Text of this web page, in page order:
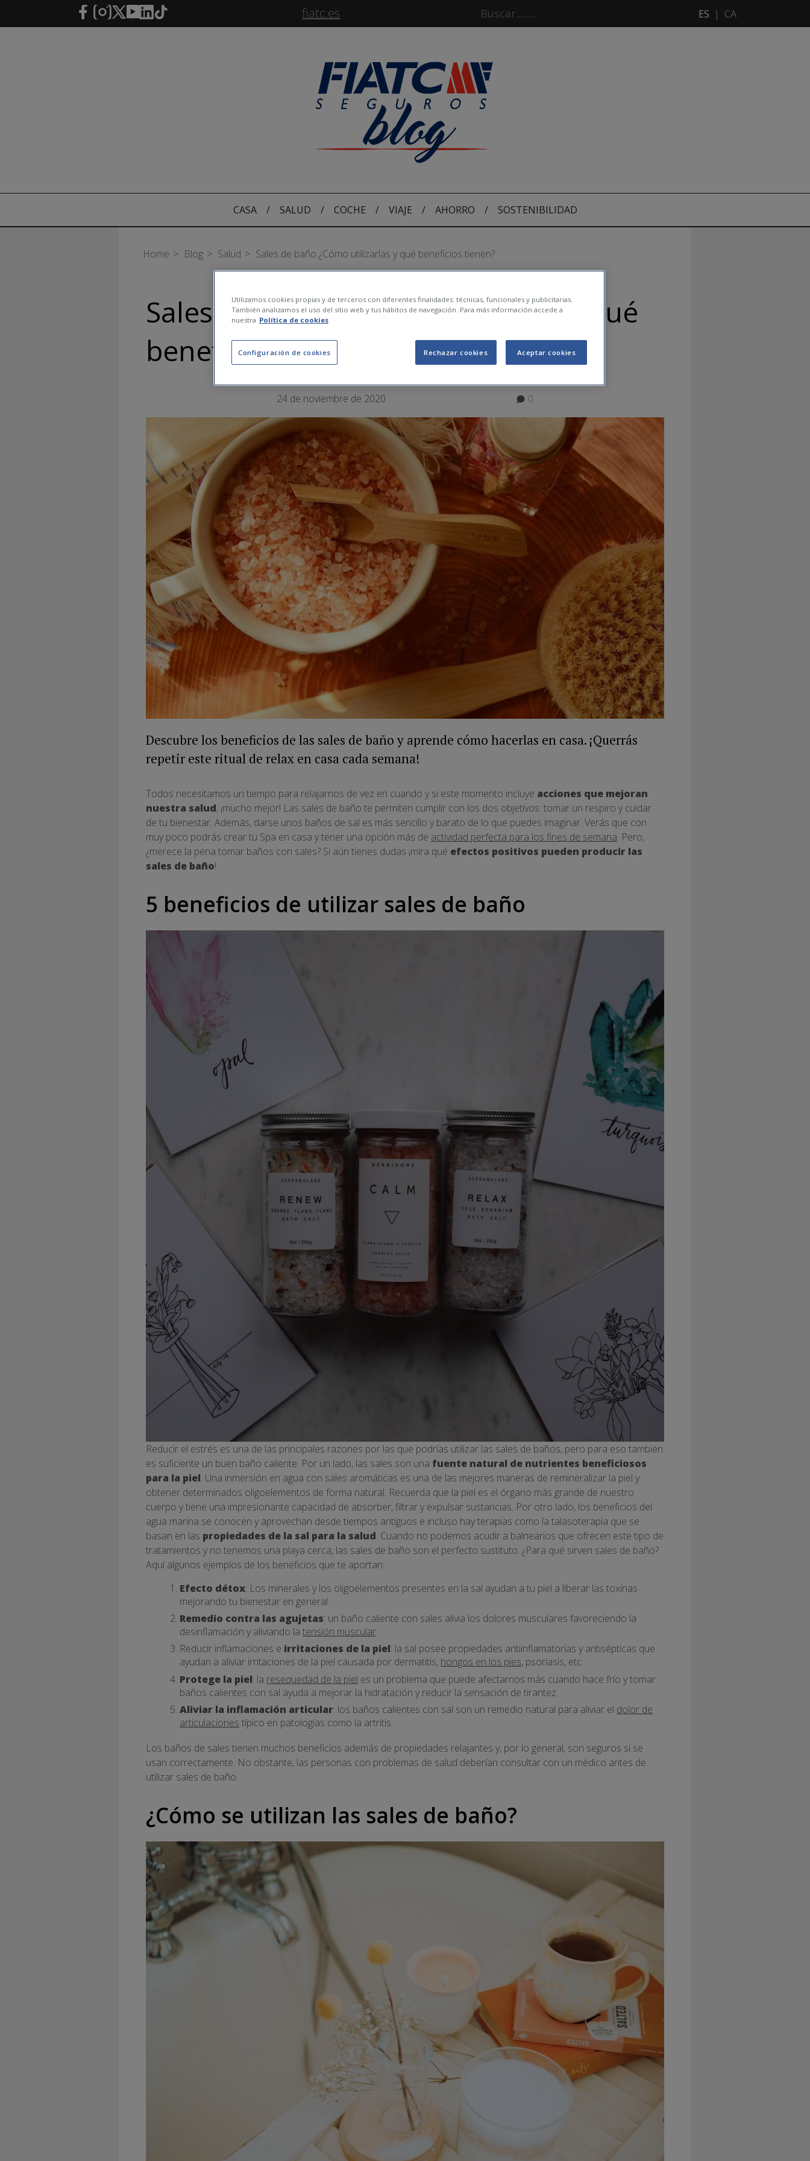
Saltar al contenido principal fiatc.es ES | CA
CASA / SALUD / COCHE / VIAJE / AHORRO / SOSTENIBILIDAD
Home Blog Salud Sales de baño ¿Cómo utilizarlas y qué beneficios tienen?
Sales de baño ¿Cómo utilizarlas y qué
beneficios tienen?
24 de noviembre de 2020 0
Descubre los beneficios de las sales de baño y aprende cómo hacerlas en casa. ¡Querrás
repetir este ritual de relax en casa cada semana!
Todos necesitamos un tiempo para relajarnos de vez en cuando y si este momento incluye acciones que mejoran
nuestra salud, ¡mucho mejor! Las sales de baño te permiten cumplir con los dos objetivos: tomar un respiro y cuidar
de tu bienestar. Además, darse unos baños de sal es más sencillo y barato de lo que puedes imaginar. Verás que con
muy poco podrás crear tu Spa en casa y tener una opción más de actividad perfecta para los fines de semana. Pero,
¿merece la pena tomar baños con sales? Si aún tienes dudas ¡mira qué efectos positivos pueden producir las
sales de baño!
5 beneficios de utilizar sales de baño
Reducir el estrés es una de las principales razones por las que podrías utilizar las sales de baños, pero para eso también
es suficiente un buen baño caliente. Por un lado, las sales son una fuente natural de nutrientes beneficiosos
para la piel. Una inmersión en agua con sales aromáticas es una de las mejores maneras de remineralizar la piel y
obtener determinados oligoelementos de forma natural. Recuerda que la piel es el órgano más grande de nuestro
cuerpo y tiene una impresionante capacidad de absorber, filtrar y expulsar sustancias. Por otro lado, los beneficios del
agua marina se conocen y aprovechan desde tiempos antiguos e incluso hay terapias como la talasoterapia que se
basan en las propiedades de la sal para la salud. Cuando no podemos acudir a balnearios que ofrecen este tipo de
tratamientos y no tenemos una playa cerca, las sales de baño son el perfecto sustituto. ¿Para qué sirven sales de baño?
Aquí algunos ejemplos de los beneficios que te aportan:
Efecto détox: Los minerales y los oligoelementos presentes en la sal ayudan a tu piel a liberar las toxinas
mejorando tu bienestar en general.
Remedio contra las agujetas: un baño caliente con sales alivia los dolores musculares favoreciendo la
desinflamación y aliviando la tensión muscular.
Reducir inflamaciones e irritaciones de la piel: la sal posee propiedades antiinflamatorias y antisépticas que
ayudan a aliviar irritaciones de la piel causada por dermatitis, hongos en los pies, psoriasis, etc.
Protege la piel: la resequedad de la piel es un problema que puede afectarnos más cuando hace frío y tomar
baños calientes con sal ayuda a mejorar la hidratación y reducir la sensación de tirantez.
Aliviar la inflamación articular: los baños calientes con sal son un remedio natural para aliviar el dolor de
articulaciones típico en patologías como la artritis.
Los baños de sales tienen muchos beneficios además de propiedades relajantes y, por lo general, son seguros si se
usan correctamente. No obstante, las personas con problemas de salud deberían consultar con un médico antes de
utilizar sales de baño.
¿Cómo se utilizan las sales de baño?
Utilizamos cookies propias y de terceros con diferentes finalidades: técnicas, funcionales y publicitarias.
También analizamos el uso del sitio web y tus hábitos de navegación. Para más información accede a
nuestra Política de cookies
Configuración de cookies Rechazar cookies Aceptar cookies